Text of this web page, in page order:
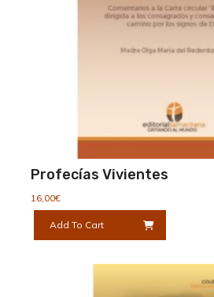
Profecías Vivientes
16,00€
Add To Cart